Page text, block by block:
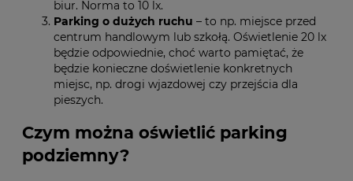
biur. Norma to 10 lx.
Parking o dużych ruchu – to np. miejsce przed
centrum handlowym lub szkołą. Oświetlenie 20 lx
będzie odpowiednie, choć warto pamiętać, że
będzie konieczne doświetlenie konkretnych
miejsc, np. drogi wjazdowej czy przejścia dla
pieszych.
Czym można oświetlić parking
podziemny?